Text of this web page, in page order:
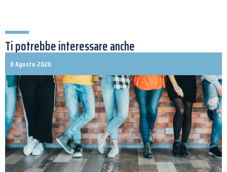
Ti potrebbe interessare anche
8 Agosto 2026